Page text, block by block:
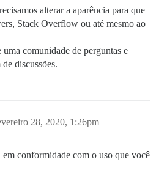
alterar a aparência para que
Stack Overflow ou até mesmo ao
comunidade de perguntas e
discussões.
28, 2020, 1:26pm
conformidade com o uso que você